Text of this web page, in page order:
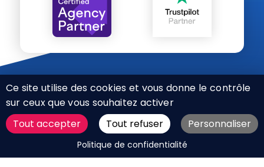
DEMANDER UN DEVIS
CHARTE RÉSEAUX SOCIAUX
MENTIONS LÉGALES
Ce site utilise des cookies et vous donne le contrôle
sur ceux que vous souhaitez activer
Tout accepter
Tout refuser Personnaliser
Politique de confidentialité